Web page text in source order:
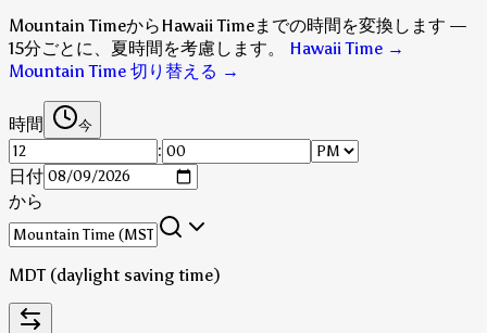
Mountain TimeからHawaii Timeまでの時間を変換します —
15分ごとに、夏時間を考慮します。
Hawaii Time →
Mountain Time 切り替える →
時間 今
:
日付
から
MDT (daylight saving time)